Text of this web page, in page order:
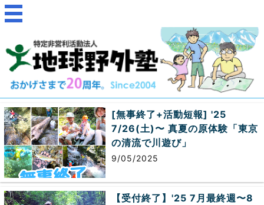
[無事終了+活動短報] '25
7/26(土)〜 真夏の原体験「東京
の清流で川遊び」
9/05/2025
【受付終了】'25 7月最終週〜8